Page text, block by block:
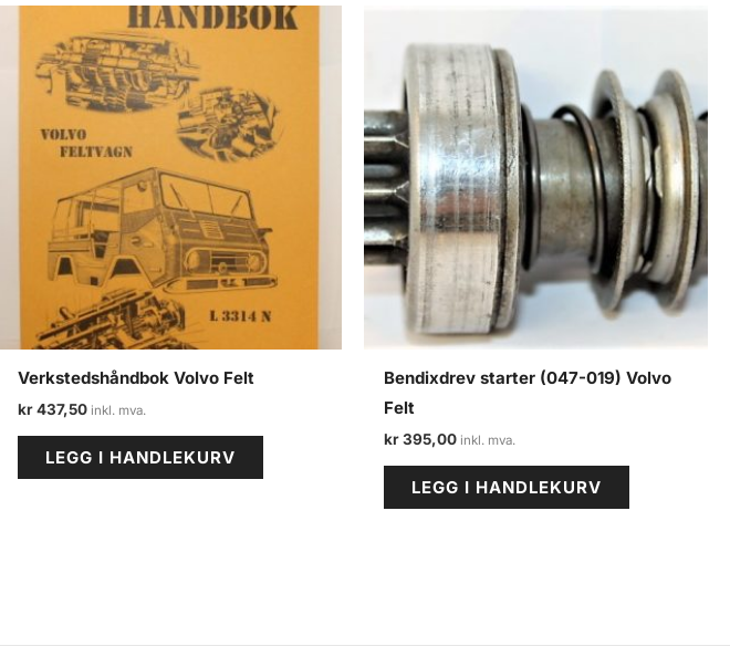
Verkstedshåndbok Volvo Felt
kr437,50
LEGG I HANDLEKURV
Bendixdrev starter (047-019) Volvo
Felt
kr395,00
LEGG I HANDLEKURV